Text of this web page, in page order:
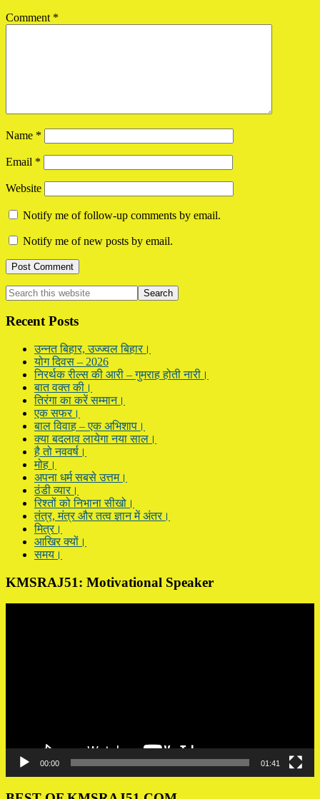
Comment *
Name *
Email *
Website
Notify me of follow-up comments by email.
Notify me of new posts by email.
Primary
Sidebar
Search
this
website
Recent Posts
उन्नत बिहार, उज्ज्वल बिहार।
योग दिवस – 2026
निरर्थक रील्स की आरी – गुमराह होती नारी।
बात वक्त की।
तिरंगा का करें सम्मान।
एक सफर।
बाल विवाह – एक अभिशाप।
क्या बदलाव लायेगा नया साल।
है तो नववर्ष।
मोह।
अपना धर्म सबसे उत्तम।
ठंडी व्यार।
रिश्तों को निभाना सीखो।
तंत्र, मंत्र और तत्व ज्ञान में अंतर।
मित्र।
आखिर क्यों।
समय।
KMSRAJ51: Motivational Speaker
00:00 01:41